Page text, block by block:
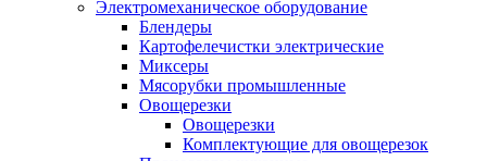
Электромеханическое оборудование
Блендеры
Картофелечистки электрические
Миксеры
Мясорубки промышленные
Овощерезки
Овощерезки
Комплектующие для овощерезок